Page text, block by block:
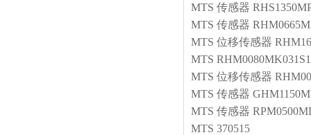
MTS 传感器
MTS 传感器
MTS 位移传感器
MTS
MTS 位移传感器
MTS 传感器
MTS 传感器
MTS 370515